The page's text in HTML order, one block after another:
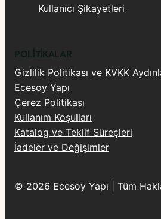
Kullanıcı Şikayetleri
POLITIKALAR
Gizlilik Politikası ve KVKK
Ecesoy Yapı
Çerez Politikası
Kullanım Koşulları
Katalog ve Teklif Süreçleri
İadeler ve Değişimler
© 2026 Ecesoy Yapı | Tüm